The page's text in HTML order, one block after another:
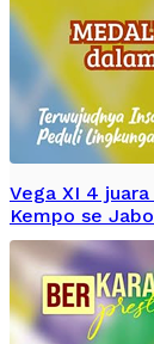
Vega XI 4
Kempo se